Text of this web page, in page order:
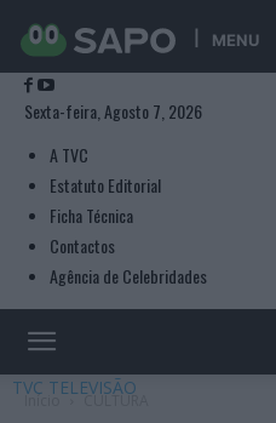
MENU
Sexta-feira, Agosto 7, 2026
A TVC
Estatuto Editorial
Ficha Técnica
Contactos
Agência de Celebridades
TVC TELEVISÃO
Início CULTURA